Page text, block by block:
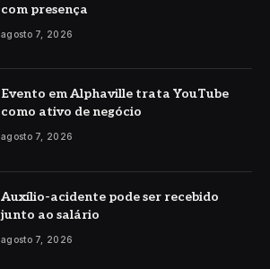
com presença
agosto 7, 2026
Evento em Alphaville trata YouTube
como ativo de negócio
agosto 7, 2026
Auxílio-acidente pode ser recebido
junto ao salário
agosto 7, 2026